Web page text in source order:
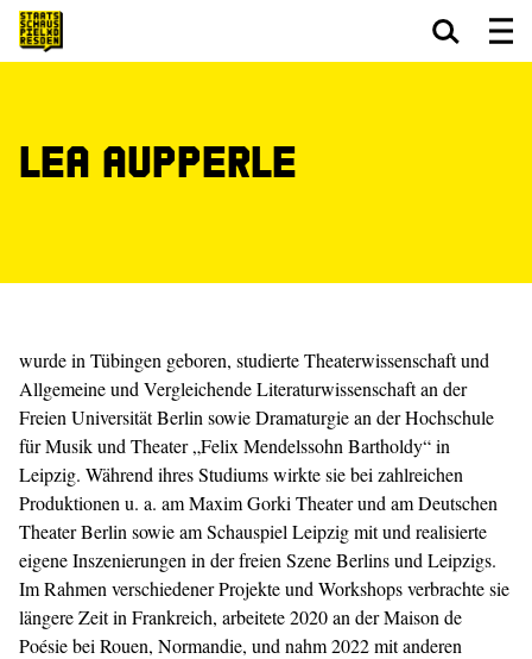
Lea Aupperle
wurde in Tübingen geboren, studierte Theaterwissenschaft und
Allgemeine und Vergleichende Literaturwissenschaft an der
Freien Universität Berlin sowie Dramaturgie an der Hochschule
für Musik und Theater „Felix Mendelssohn Bartholdy“ in
Leipzig. Während ihres Studiums wirkte sie bei zahlreichen
Produktionen u. a. am Maxim Gorki Theater und am Deutschen
Theater Berlin sowie am Schauspiel Leipzig mit und realisierte
eigene Inszenierungen in der freien Szene Berlins und Leipzigs.
Im Rahmen verschiedener Projekte und Workshops verbrachte sie
längere Zeit in Frankreich, arbeitete 2020 an der Maison de
Poésie bei Rouen, Normandie, und nahm 2022 mit anderen